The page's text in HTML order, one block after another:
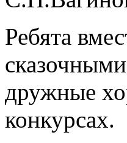
Ребята
дружные
конкурсах.